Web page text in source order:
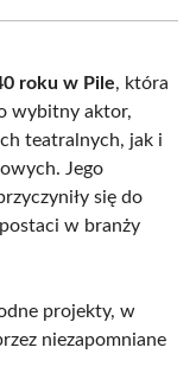
roku w Pile, która
wybitny aktor,
teatralnych, jak i
Jego
się do
w branży
projekty, w
niezapomniane